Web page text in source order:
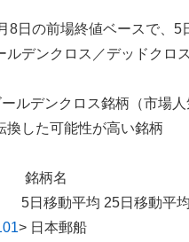
8日の前場終値ベースで、5
ルデンクロス／デッドクロ
ルデンクロス銘柄（市場
換した可能性が高い銘柄
柄名 株価
移動平均 25日移動平均
> 日本郵船